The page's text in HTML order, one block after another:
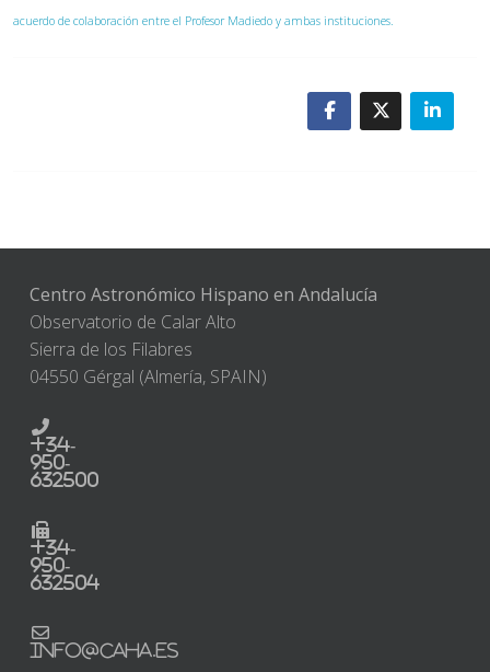
acuerdo de colaboración entre el Profesor Madiedo y ambas instituciones.
Centro Astronómico Hispano en Andalucía
Observatorio de Calar Alto
Sierra de los Filabres
04550 Gérgal (Almería, SPAIN)
+34-
950-
632500
+34-
950-
632504
info@caha.es